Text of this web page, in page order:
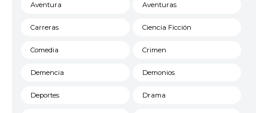
Aventura Aventuras
Carreras Ciencia Ficción
Comedia Crimen
Demencia Demonios
Deportes Drama